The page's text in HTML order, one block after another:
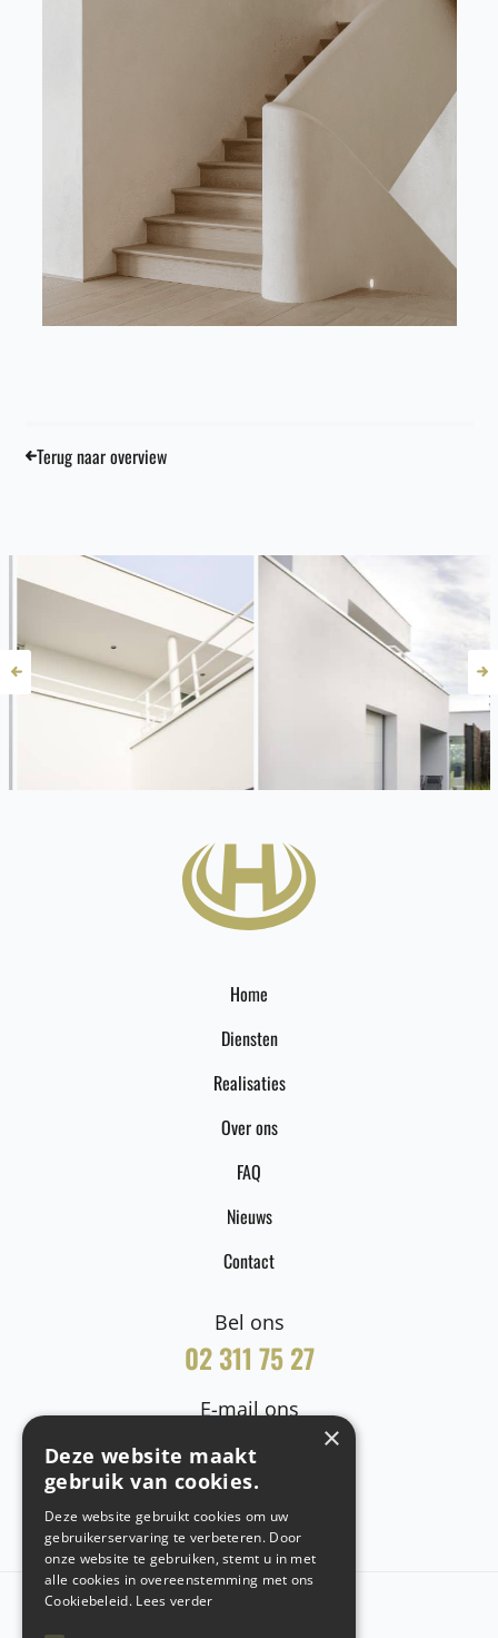
Terug naar overview
Home
Diensten
Realisaties
Over ons
FAQ
Nieuws
Contact
Bel ons
02 311 75 27
E-mail ons
info@hintex.be×
Deze website maakt
gebruik van cookies.
Deze website gebruikt cookies om uw
gebruikerservaring te verbeteren. Door
onze website te gebruiken, stemt u in met
alle cookies in overeenstemming met ons
Cookiebeleid. Lees verder